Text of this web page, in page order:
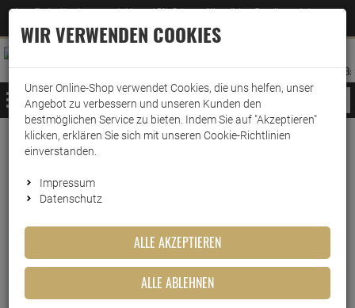
Jetzt für den Newsletter entscheiden und 5% Rabatt auf Ihre nächste Bestellung erhalten
–Zum Newsletter
ANMELDEN
AUFKLAPPEN
MERKZETTEL
WARENKORB:
MENÜ
Weiter einkaufen www.wark24.de Drogerie
Drogerieartikel
Feuchtes Toilettenpapier
Hakle Feucht Kamille & Aloe
Vera
Artikel-Nummer:10011686
WIR VERWENDEN COOKIES
Unser Online-Shop verwendet Cookies, die uns helfen, unser
Angebot zu verbessern und unseren Kunden den
bestmöglichen Service zu bieten. Indem Sie auf "Akzeptieren"
klicken, erklären Sie sich mit unseren Cookie-Richtlinien
einverstanden.
Impressum
Datenschutz
ALLE AKZEPTIEREN
ALLE ABLEHNEN